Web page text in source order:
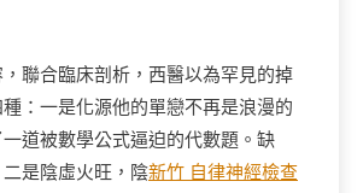
聯合臨床剖析，西醫以為罕見的掉
：一是化源他的單戀不再是浪漫的
道被數學公式逼迫的代數題。缺
是陰虛火旺，陰新竹 自律神經檢查